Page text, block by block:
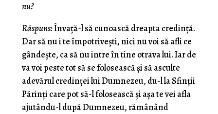
nu?
Răspuns:Învaţă-l să cunoască dreapta credinţă.
Dar să nu i te împotriveşti, nici nu voi să afli ce
gândeşte, ca să nu intre în tine otrava lui. Iar de
va voi peste tot să se folosească şi să asculte
adevărul credinţei lui Dumnezeu, du-l la Sfinţii
Părinţi care pot să-l folosească şi aşa te vei afla
ajutându-l după Dumnezeu, rămânând